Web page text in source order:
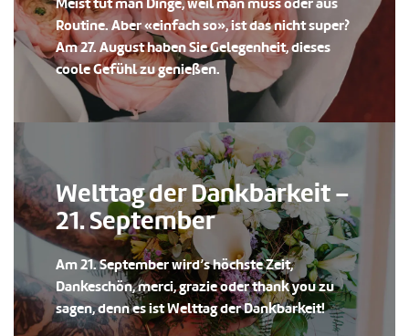
Routine. Aber «einfach so», ist das nicht super?
Am 27. August haben Sie Gelegenheit, dieses
coole Gefühl zu genießen.
Welttag der Dankbarkeit –
21. September
Am 21. September wird’s höchste Zeit,
Dankeschön, merci, grazie oder thank you zu
sagen, denn es ist Welttag der Dankbarkeit!